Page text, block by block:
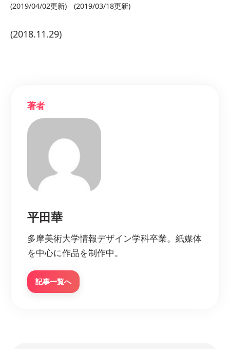
(2019/04/02更新) (2019/03/18更新)
(2018.11.29)
著者
平田華
多摩美術大学情報デザイン学科卒業。紙媒体
を中心に作品を制作中。
記事一覧へ